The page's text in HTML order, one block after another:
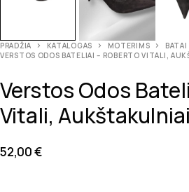
PRADŽIA KATALOGAS MOTERIMS BATAI
VERSTOS ODOS BATELIAI – ROBERTO VITALI,
Verstos Odos
Vitali,
52,00€